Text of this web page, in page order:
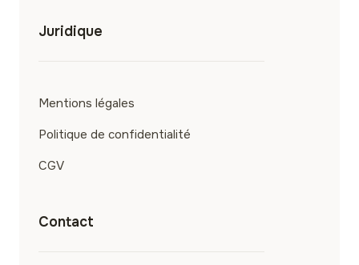
Juridique
Mentions légales
Politique de confidentialité
CGV
Contact